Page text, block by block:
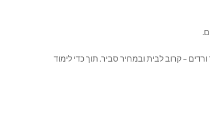
– קרוב לבית ובמחיר סביר. תוך כדי לימוד